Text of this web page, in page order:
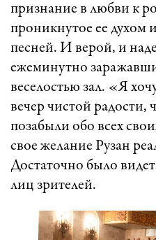
признание в любви к
проникнутое ее духом
песней. И верой, и
ежеминутно
веселостью зал. «Я
вечер чистой радости,
позабыли обо всех
свое желание Рузан
Достаточно было
лиц зрителей.